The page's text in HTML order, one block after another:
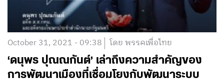
October 31, 2021 - 09:38 โดย พรรคเพื่อไทย
‘ดนุพร ปุณณกันต์’ เล่าถึงความสำคัญของ
การพัฒนาเมืองที่เชื่อมโยงกับพัฒนาระบบ